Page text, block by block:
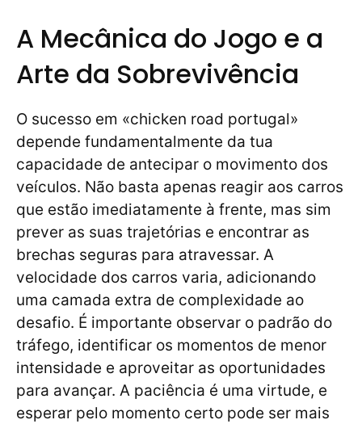
A Mecânica do Jogo e a
Arte da Sobrevivência
O sucesso em «chicken road portugal»
depende fundamentalmente da tua
capacidade de antecipar o movimento dos
veículos. Não basta apenas reagir aos carros
que estão imediatamente à frente, mas sim
prever as suas trajetórias e encontrar as
brechas seguras para atravessar. A
velocidade dos carros varia, adicionando
uma camada extra de complexidade ao
desafio. É importante observar o padrão do
tráfego, identificar os momentos de menor
intensidade e aproveitar as oportunidades
para avançar. A paciência é uma virtude, e
esperar pelo momento certo pode ser mais